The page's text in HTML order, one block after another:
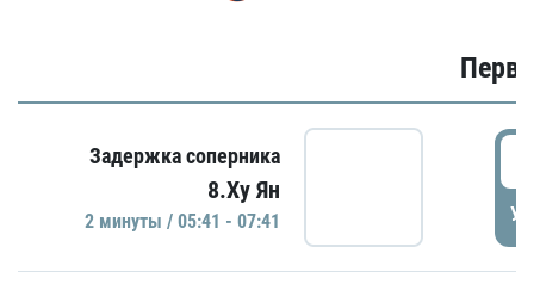
Задержка соперника
8.Ху Ян
2 минуты / 05:41 - 07:41